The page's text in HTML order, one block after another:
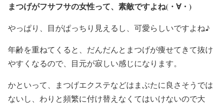
まつげがフサフサの女性って、素敵ですよね(・∀・)
やっぱり、目がぱっちり見えるし、可愛らしいですよね♪
年齢を重ねてくると、だんだんとまつげが痩せてきて抜け
やすくなるので、目元が寂しい感じになります。
かといって、まつげエクステなどはまぶたに良さそうでは
ないし、わりと頻繁に付け替えなくてはいけないので大